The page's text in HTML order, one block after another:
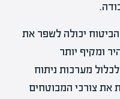
יכולה לשפר את
ומקיף יותר
מערכות ניתוח
את צורכי המבוטחים